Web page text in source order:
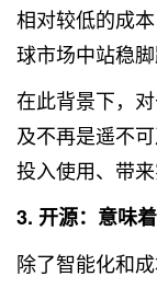
相对较低的成
球市场中站稳脚
在此背景下，
及不再是遥不
投入使用、带
3. 开源：意味
除了智能化和